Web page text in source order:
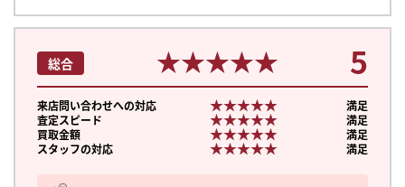
総合 ★★★★★
★★★★★ 5
来店問い合わせへの対応 ★★★★★
★★★★★
満足
査定スピード
★★★★★
★★★★★
満足
買取金額
★★★★★
★★★★★
満足
スタッフの対応
★★★★★
★★★★★ 満足